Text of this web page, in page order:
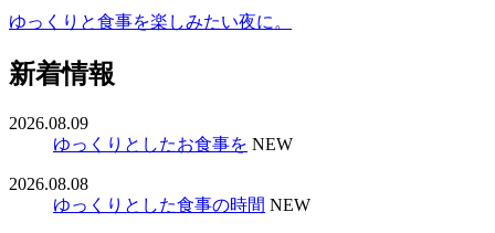
ゆっくりと食事を楽しみたい夜に。
新着情報
2026.08.09
ゆっくりとしたお食事を NEW
2026.08.08
ゆっくりとした食事の時間 NEW